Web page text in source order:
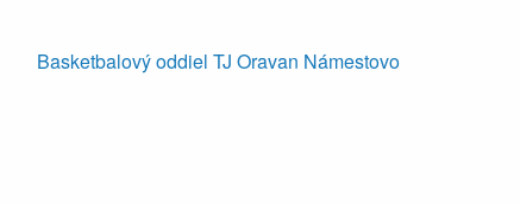
Basketbalový oddiel TJ Oravan Námestovo